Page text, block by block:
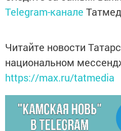
Telegram-канале
Читайте новости
национальном
https://max.ru/tatmedia